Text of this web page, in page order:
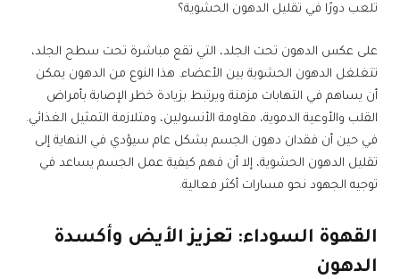
تلعب دورًا في تقليل الدهون الحشوية؟
على عكس الدهون تحت الجلد، التي تقع مباشرة تحت سطح الجلد،
تتغلغل الدهون الحشوية بين الأعضاء. هذا النوع من الدهون يمكن
أن يساهم في التهابات مزمنة ويرتبط بزيادة خطر الإصابة بأمراض
القلب والأوعية الدموية، مقاومة الأنسولين، ومتلازمة التمثيل الغذائي.
في حين أن فقدان دهون الجسم بشكل عام سيؤدي في النهاية إلى
تقليل الدهون الحشوية، إلا أن فهم كيفية عمل الجسم يساعد في
توجيه الجهود نحو مسارات أكثر فعالية.
القهوة السوداء: تعزيز الأيض وأكسدة
الدهون